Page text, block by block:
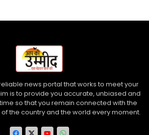
news portal that works to meet your
is to provide you accurate, unbiased and
so that you remain connected with the
the country and the world every moment.